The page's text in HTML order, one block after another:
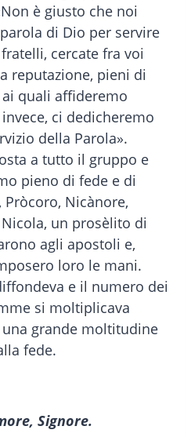
è giusto che noi
di Dio per servire
cercate fra voi
reputazione, pieni di
quali affideremo
ci dedicheremo
della Parola».
a tutto il gruppo e
pieno di fede e di
Nicànore,
un prosèlito di
agli apostoli e,
loro le mani.
e il numero dei
si moltiplicava
grande moltitudine
fede.
Signore.